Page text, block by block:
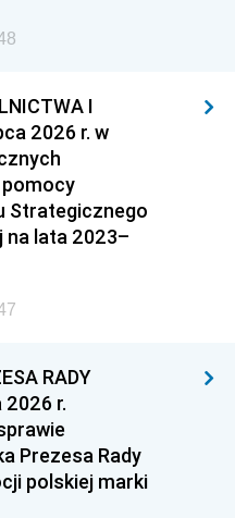
I
2026 r. w
Strategicznego
na lata 2023–
RADY
2026 r.
Prezesa Rady
polskiej marki